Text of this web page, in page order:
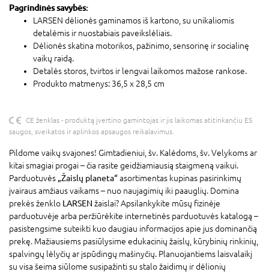
Pagrindinės savybės:
LARSEN dėlionės gaminamos iš kartono, su unikaliomis
detalėmis ir nuostabiais paveikslėliais.
Dėlionės skatina motorikos, pažinimo, sensorinę ir socialinę
vaikų raidą.
Detalės storos, tvirtos ir lengvai laikomos mažose rankose.
Produkto matmenys: 36,5 x 28,5 cm
CE ženklas - produktą įvertino gamintojas ir jis laikomas atitinkančiu ES
saugos, sveikatos ir aplinkos apsaugos reikalavimus.
Pildome vaikų svajones! Gimtadieniui, šv. Kalėdoms, šv. Velykoms ar
kitai smagiai progai – čia rasite geidžiamiausią staigmeną vaikui.
Parduotuvės „Žaislų planeta“asortimentas kupinas pasirinkimų
įvairaus amžiaus vaikams – nuo naujagimių iki paauglių. Domina
prekės ženklo LARSEN žaislai? Apsilankykite mūsų fizinėje
parduotuvėje arba peržiūrėkite internetinės parduotuvės katalogą –
pasistengsime suteikti kuo daugiau informacijos apie jus dominančią
prekę. Mažiausiems pasiūlysime edukacinių žaislų, kūrybinių rinkinių,
spalvingų lėlyčių ar įspūdingų mašinyčių. Planuojantiems laisvalaikį
su visa šeima siūlome susipažinti su stalo žaidimų ir dėlionių